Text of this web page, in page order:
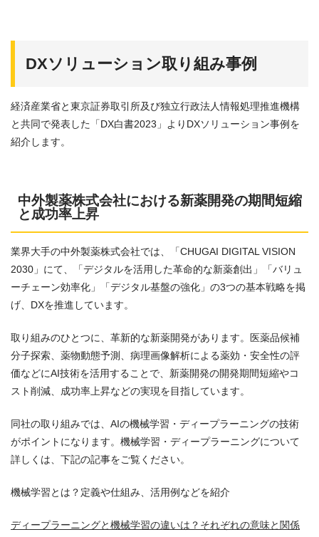
DXソリューション取り組み事例
経済産業省と東京証券取引所及び独立行政法人情報処理推進機構
と共同で発表した「DX白書2023」よりDXソリューション事例を
紹介します。
中外製薬株式会社における新薬開発の期間短縮
と成功率上昇
業界大手の中外製薬株式会社では、「CHUGAI DIGITAL VISION
2030」にて、「デジタルを活用した革命的な新薬創出」「バリュ
ーチェーン効率化」「デジタル基盤の強化」の3つの基本戦略を掲
げ、DXを推進しています。
取り組みのひとつに、革新的な新薬開発があります。医薬品候補
分子探索、薬物動態予測、病理画像解析による薬効・安全性の評
価などにAI技術を活用することで、新薬開発の開発期間短縮やコ
スト削減、成功率上昇などの実現を目指しています。
同社の取り組みでは、AIの機械学習・ディープラーニングの技術
がポイントになります。機械学習・ディープラーニングについて
詳しくは、下記の記事をご覧ください。
機械学習とは？定義や仕組み、活用例などを紹介
ディープラーニングと機械学習の違いは？それぞれの意味と関係